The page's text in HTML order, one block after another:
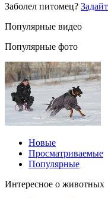
Заболел питомец?
Популярные видео
Популярные фото
Новые
Просматриваемые
Популярные
Интересное о животных